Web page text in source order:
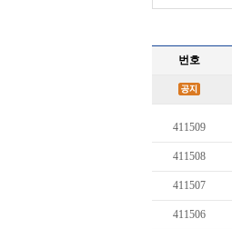
번호